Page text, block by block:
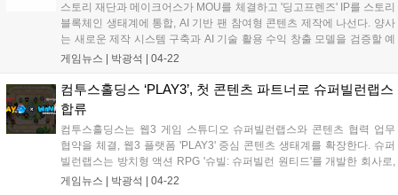
스토리 재단과 메이크어스가 MOU를 체결하고 '딩고프렌즈' IP를 스토리
블록체인 생태계에 통합, AI 기반 팬 참여형 콘텐츠 제작에 나선다. 양사
는 새로운 제작 시스템 구축과 AI 기술 활용 수익 창출 모델을 검증할 예
정이다. 스토리는 AI 시대 지식을 IP 형태로 토큰화해 보호, 공유 및 수익
유한 디지털 콘텐츠 스튜디오다....
게임뉴스 | 박광석 04-22
컴투스홀딩스 ‘PLAY3’, 첫 콘텐츠 파트너로 슈퍼빌런랩스
합류
컴투스홀딩스는 웹3 게임 스튜디오 슈퍼빌런랩스와 콘텐츠 협력 업무
협약을 체결, 웹3 플랫폼 'PLAY3' 중심 콘텐츠 생태계를 확장한다. 슈퍼
빌런랩스는 방치형 액션 RPG '슈빌: 슈퍼빌런 원티드'를 개발한 회사로,
24일 국내 정식 출시를 앞두고 있다. 양사는 플랫폼과 게임 콘텐츠를 연
게임뉴스 | 박광석 04-22